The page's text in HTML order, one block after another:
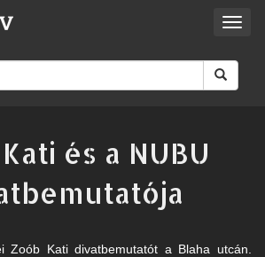
és a NUBU
Zoób Kati divatbemutatót a Blaha utcán.